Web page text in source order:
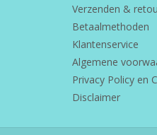
Verzenden &
Betaalmethoden
Klantenservice
Algemene
Privacy Policy en
Disclaimer